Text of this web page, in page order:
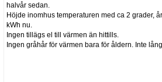
halvår sedan.
Höjde inomhus temperaturen med ca 2 grader,
kWh nu.
Ingen tillägs el till värmen än hittills.
Ingen gråhår för värmen bara för åldern. Inte